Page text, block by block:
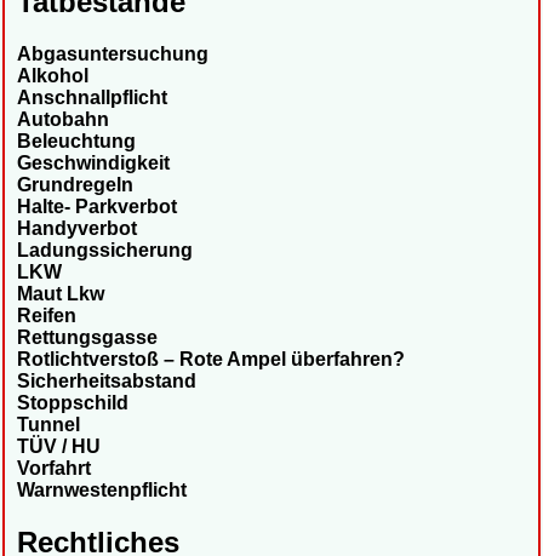
Abgasuntersuchung
Alkohol
Anschnallpflicht
Autobahn
Beleuchtung
Geschwindigkeit
Grundregeln
Halte- Parkverbot
Handyverbot
Ladungssicherung
LKW
Maut Lkw
Reifen
Rettungsgasse
Rotlichtverstoß – Rote Ampel überfahren?
Sicherheitsabstand
Stoppschild
Tunnel
TÜV / HU
Vorfahrt
Warnwestenpflicht
Rechtliches